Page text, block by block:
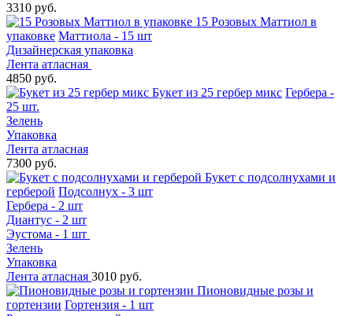
3310 руб.
15 Розовых Маттиол в
упаковке Маттиола - 15 шт
Дизайнерская упаковка
Лента атласная
4850 руб.
Букет из 25 гербер микс Гербера -
25 шт.
Зелень
Упаковка
Лента атласная
7300 руб.
Букет с подсолнухами и
герберой Подсолнух - 3 шт
Гербера - 2 шт
Диантус - 2 шт
Эустома - 1 шт
Зелень
Упаковка
Лента атласная 3010 руб.
Пионовидные розы и
гортензии Гортензия - 1 шт